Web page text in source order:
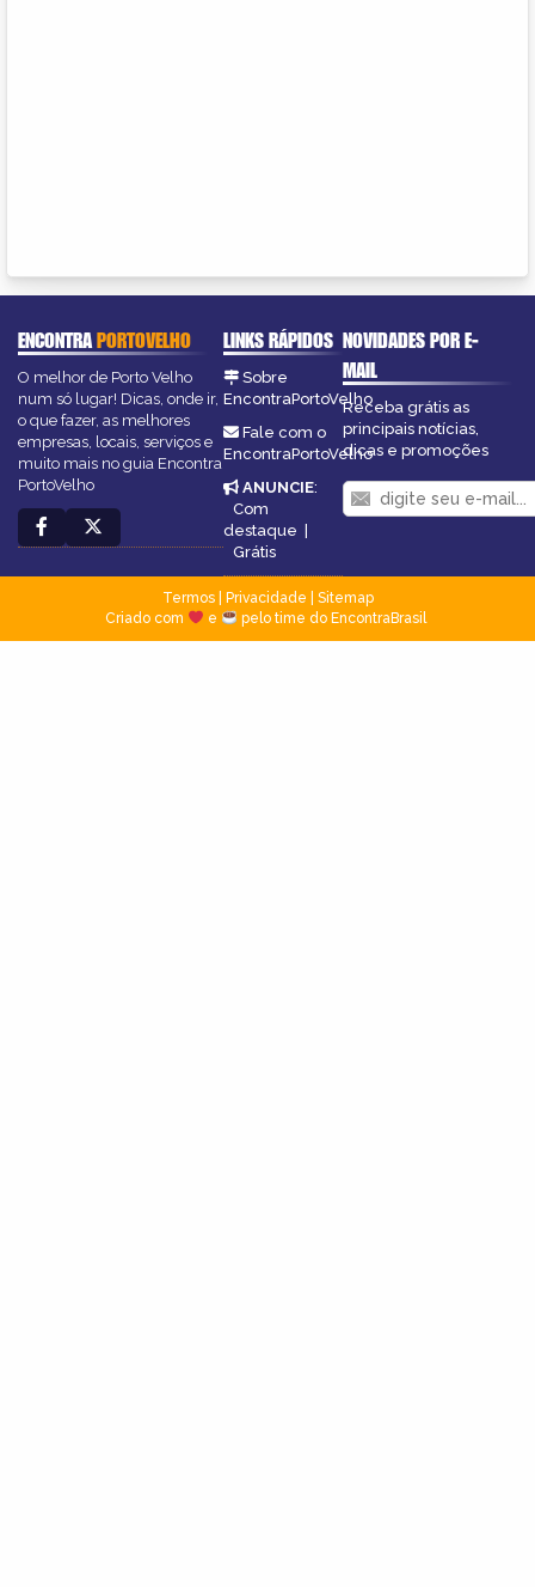
ENCONTRAPORTOVELHO
O melhor de Porto Velho
num só lugar! Dicas, onde ir,
o que fazer, as melhores
empresas, locais, serviços e
muito mais no guia Encontra
PortoVelho
LINKS RÁPIDOS
Sobre
EncontraPortoVelho
Fale com o
EncontraPortoVelho
ANUNCIE:
Com
destaque |
Grátis
NOVIDADES POR E-
MAIL
Receba grátis as
principais notícias,
dicas e promoções
Termos| Privacidade
Sitemap
Criado com
e pelo time do EncontraBrasil